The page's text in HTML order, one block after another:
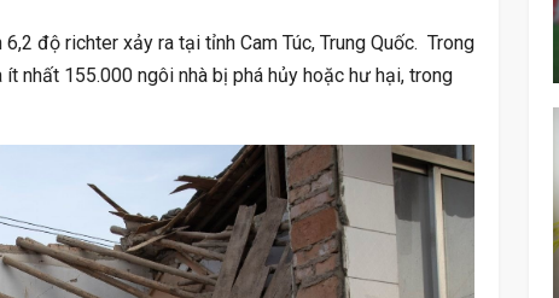
độ richter xảy ra tại tỉnh Cam Túc, Trung Quốc. Trong
nhất 155.000 ngôi nhà bị phá hủy hoặc hư hại, trong
Tuyển Việt Nam…
ĐỜI SỐNG
Giáp Hôm Nay Ngày
Kịch Bản Khiến Indonesia Dừng Bước
Tại Asian Cup 2023 Kịch…
Top Mẫu Đệm Nên Mua Dịp Black Friday